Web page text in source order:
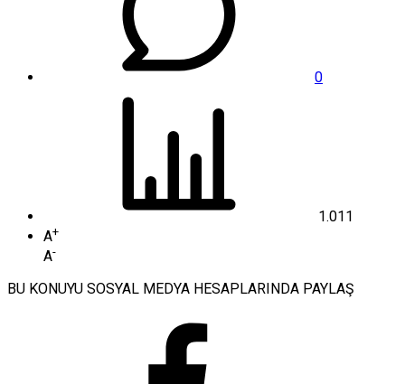
0
1.011
A+
A-
BU KONUYU SOSYAL MEDYA HESAPLARINDA PAYLAŞ